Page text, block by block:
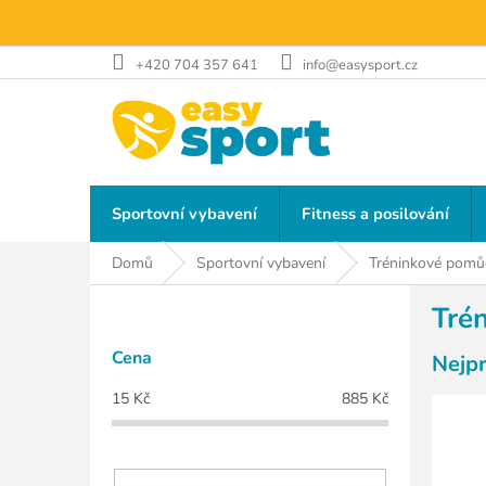
obsah
+420 704 357 641 info@easysport.cz
Sportovní vybavení Fitness a posilování
Domů Sportovní vybavení Tréninkové
P
Cena
15 Kč 885 Kč